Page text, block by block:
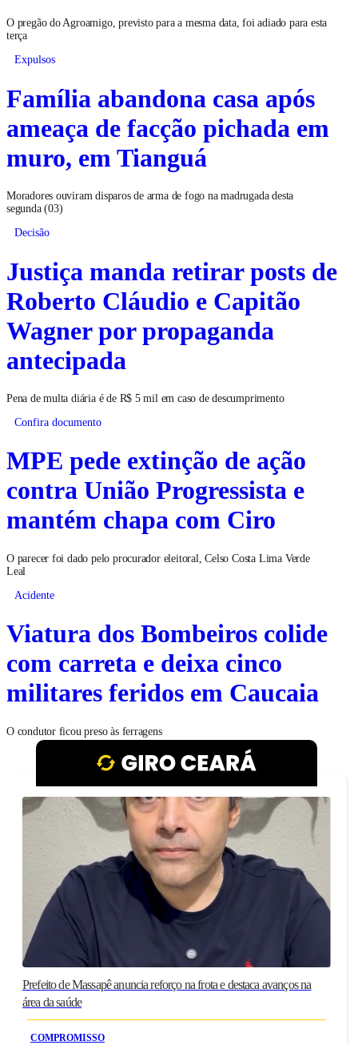
O pregão do Agroamigo, previsto para a mesma data, foi adiado para esta
terça
Expulsos
Família abandona casa após
ameaça de facção pichada em
muro, em Tianguá
Moradores ouviram disparos de arma de fogo na madrugada desta
segunda (03)
Decisão
Justiça manda retirar posts de
Roberto Cláudio e Capitão
Wagner por propaganda
antecipada
Pena de multa diária é de R$ 5 mil em caso de descumprimento
Confira documento
MPE pede extinção de ação
contra União Progressista e
mantém chapa com Ciro
O parecer foi dado pelo procurador eleitoral, Celso Costa Lima Verde
Leal
Acidente
Viatura dos Bombeiros colide
com carreta e deixa cinco
militares feridos em Caucaia
O condutor ficou preso às ferragens
Prefeito de Massapê anuncia reforço na frota e destaca avanços na
área da saúde
COMPROMISSO